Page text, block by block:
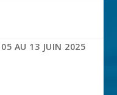
AU 13 JUIN 2025